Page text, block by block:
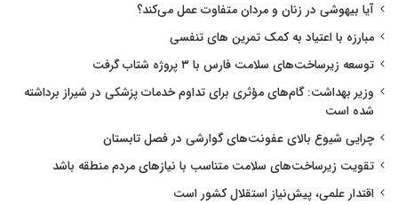
آیا بیهوشی در زنان و مردان متفاوت عمل می‌کند؟
مبارزه با اعتیاد به کمک تمرین های تنفسی
توسعه زیرساخت‌های سلامت فارس با ۳ پروژه شتاب گرفت
وزیر بهداشت: گام‌های مؤثری برای تداوم خدمات پزشکی در شیراز برداشته
شده است
چرایی شیوع بالای عفونت‌های گوارشی در فصل تابستان
تقویت زیرساخت‌های سلامت متناسب با نیازهای مردم منطقه باشد
اقتدار علمی، پیش‌نیاز استقلال کشور است